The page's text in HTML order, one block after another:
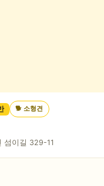
🐕 소형견
섬이길 329-11